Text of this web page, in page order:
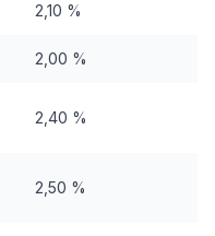
2,10 %
2,00 %
2,40 %
2,50 %